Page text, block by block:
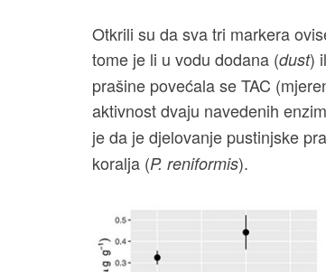
Otkrili su da sva tri markera
tome je li u vodu dodana (dust)
prašine povećala se TAC
aktivnost dvaju navedenih
je da je djelovanje pustinjske
koralja (P. reniformis).